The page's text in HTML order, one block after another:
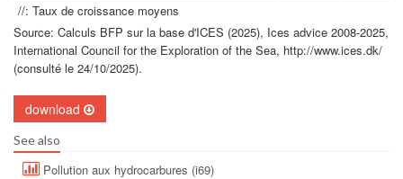
//: Taux de croissance moyens
Source: Calculs BFP sur la base d'ICES (2025), Ices advice 2008-2025,
International Council for the Exploration of the Sea, http://www.ices.dk/
(consulté le 24/10/2025).
download
See also
Pollution aux hydrocarbures (i69)